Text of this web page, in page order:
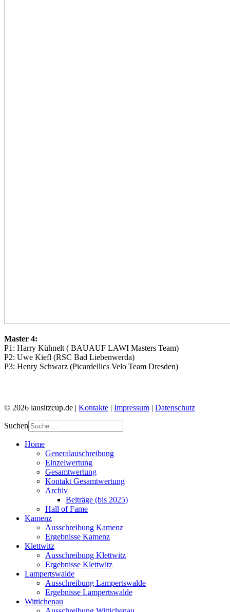
Master 4:
P1: Harry Kühnelt ( BAUAUF LAWI Masters Team)
P2: Uwe Kiefl (RSC Bad Liebenwerda)
P3: Henry Schwarz (Picardellics Velo Team Dresden)
© 2026 lausitzcup.de | Kontakte | Impressum | Datenschutz
Suchen
Home
Generalauschreibung
Einzelwertung
Gesamtwertung
Kontakt Gesamtwertung
Archiv
Beiträge (bis 2025)
Hall of Fame
Kamenz
Ausschreibung Kamenz
Ergebnisse Kamenz
Klettwitz
Ausschreibung Klettwitz
Ergebnisse Klettwitz
Lampertswalde
Ausschreibung Lampertswalde
Ergebnisse Lampertswalde
Wittichenau